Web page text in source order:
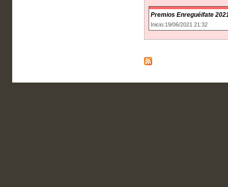
Premios Enreguéifate
Inicio:19/06/2021 21:32